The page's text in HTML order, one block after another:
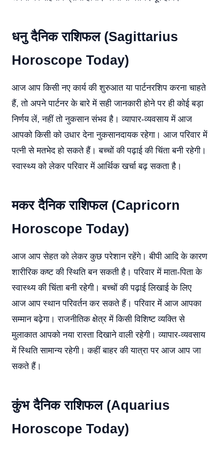
धनु दैनिक राशिफल (Sagittarius
Horoscope Today)
आज आप किसी नए कार्य की शुरुआत या पार्टनरशिप करना चाहते
हैं, तो अपने पार्टनर के बारे में सही जानकारी होने पर ही कोई बड़ा
निर्णय लें, नहीं तो नुकसान संभव है। व्यापार-व्यवसाय में आज
आपको किसी को उधार देना नुकसानदायक रहेगा। आज परिवार में
पत्नी से मतभेद हो सकते हैं। बच्चों की पढ़ाई की चिंता बनी रहेगी।
स्वास्थ्य को लेकर परिवार में आर्थिक खर्चा बढ़ सकता है।
मकर दैनिक राशिफल (Capricorn
Horoscope Today)
आज आप सेहत को लेकर कुछ परेशान रहेंगे। बीपी आदि के कारण
शारीरिक कष्ट की स्थिति बन सकती है। परिवार में माता-पिता के
स्वास्थ्य की चिंता बनी रहेगी। बच्चों की पढ़ाई लिखाई के लिए
आज आप स्थान परिवर्तन कर सकते हैं। परिवार में आज आपका
सम्मान बढ़ेगा। राजनीतिक क्षेत्र में किसी विशिष्ट व्यक्ति से
मुलाकात आपको नया रास्ता दिखाने वाली रहेगी। व्यापार-व्यवसाय
में स्थिति सामान्य रहेगी। कहीं बाहर की यात्रा पर आज आप जा
सकते हैं।
कुंभ दैनिक राशिफल (Aquarius
Horoscope Today)